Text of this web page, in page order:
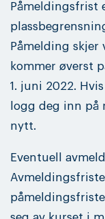
Påmeldingsfrist
Påmelding skjer
kommer øverst
1. juni 2022.
logg deg inn på
nytt.
Eventuell